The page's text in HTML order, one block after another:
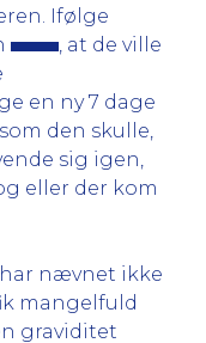
Ifølge
, at de ville
en ny 7 dage
den skulle,
sig igen,
eller der kom
nævnet ikke
mangelfuld
graviditet